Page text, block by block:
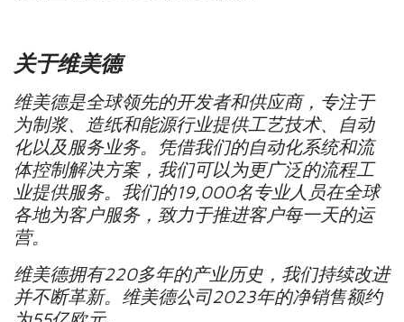
关于维美德
维美德是全球领先的开发者和供应商，专注于
为制浆、造纸和能源行业提供工艺技术、自动
化以及服务业务。凭借我们的自动化系统和流
体控制解决方案，我们可以为更广泛的流程工
业提供服务。我们的19,000名专业人员在全球
各地为客户服务，致力于推进客户每一天的运
营。
维美德拥有220多年的产业历史，我们持续改进
并不断革新。维美德公司2023年的净销售额约